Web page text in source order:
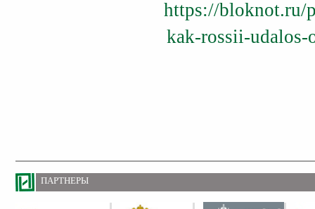
https://bloknot.ru/
kak-rossii-udalos-
ПАРТНЕРЫ